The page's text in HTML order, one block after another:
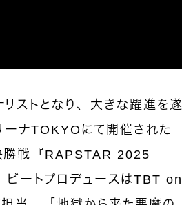
ストとなり、大きな躍進を遂
ナTOKYOにて開催された
勝戦『RAPSTAR 2025
ートプロデュースはTBT on